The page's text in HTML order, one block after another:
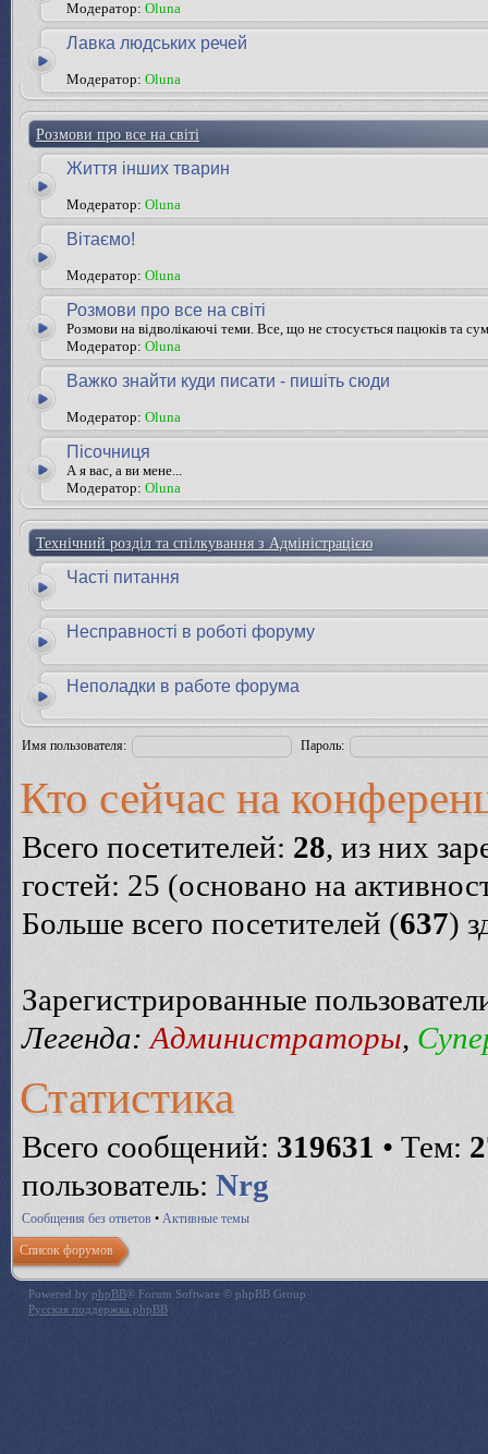
Модератор: Oluna
Лавка людських речей
Модератор: Oluna
Розмови про все на світі
Життя інших тварин
Модератор: Oluna
Вітаємо!
Модератор: Oluna
Розмови про все на світі
Розмови на відволікаючі теми. Все, що не стосується пацюків та
Модератор: Oluna
Важко знайти куди писати - пишіть сюди
Модератор: Oluna
Пісочниця
А я вас, а ви мене...
Модератор: Oluna
Технічний розділ та спілкування з Адміністрацією
Часті питання
Несправності в роботі форуму
Неполадки в работе форума
Имя пользователя: Пароль:
Кто сейчас на
Всего посетителей: 28, из них
гостей: 25 (основано на
Больше всего посетителей (637)
Зарегистрированные
Легенда: Администраторы,
Статистика
Всего сообщений: 319631 • Тем:
пользователь: Nrg
Сообщения без ответов • Активные темы
Список форумов
Powered by phpBB® Forum Software © phpBB Group
Русская поддержка phpBB